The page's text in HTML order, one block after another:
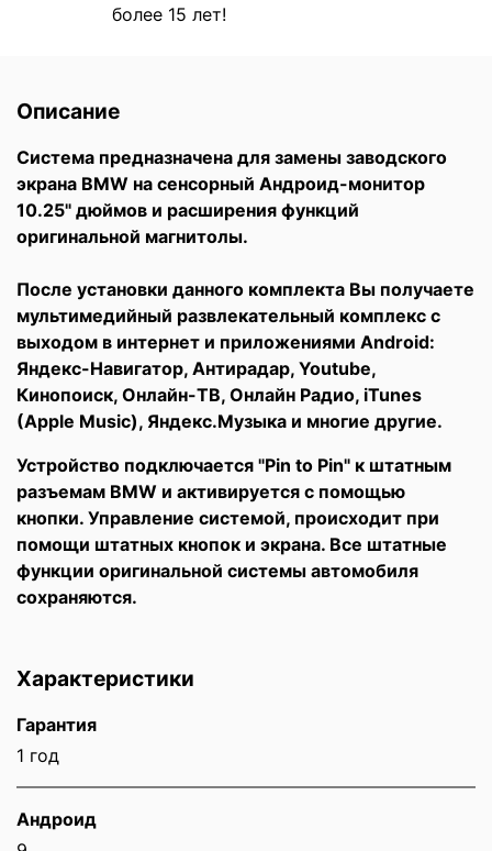
более 15 лет!
Описание
Система предназначена для замены заводского
экрана BMW на сенсорный Андроид-монитор
10.25" дюймов и расширения функций
оригинальной магнитолы.
После установки данного комплекта Вы получаете
мультимедийный развлекательный комплекс с
выходом в интернет и приложениями Android:
Яндекс-Навигатор, Антирадар, Youtube,
Кинопоиск, Онлайн-ТВ, Онлайн Радио, iTunes
(Apple Music), Яндекс.Музыка и многие другие.
Устройство подключается "Pin to Pin" к штатным
разъемам BMW и активируется с помощью
кнопки. Управление системой, происходит при
помощи штатных кнопок и экрана. Все штатные
функции оригинальной системы автомобиля
сохраняются.
Характеристики
Гарантия
1 год
Андроид